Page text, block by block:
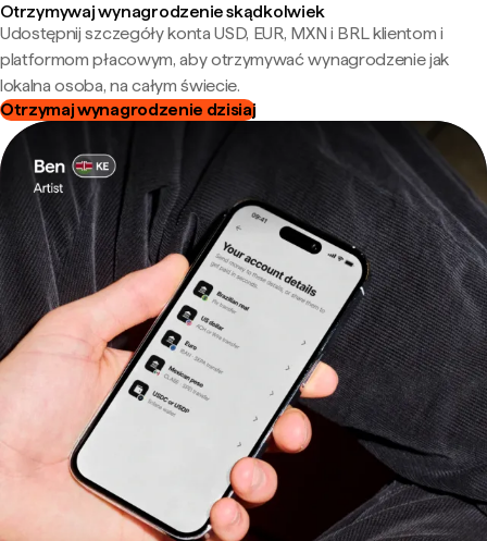
Otrzymywaj wynagrodzenie skądkolwiek
Udostępnij szczegóły konta USD, EUR, MXN i BRL klientom i
platformom płacowym, aby otrzymywać wynagrodzenie jak
lokalna osoba, na całym świecie.
Otrzymaj wynagrodzenie dzisiaj